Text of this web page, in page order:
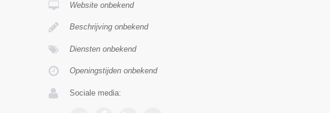
Website onbekend
Beschrijving onbekend
Diensten onbekend
Openingstijden onbekend
Sociale media: